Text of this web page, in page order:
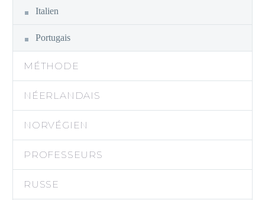
Italien
Portugais
MÉTHODE
NÉERLANDAIS
NORVÉGIEN
PROFESSEURS
RUSSE